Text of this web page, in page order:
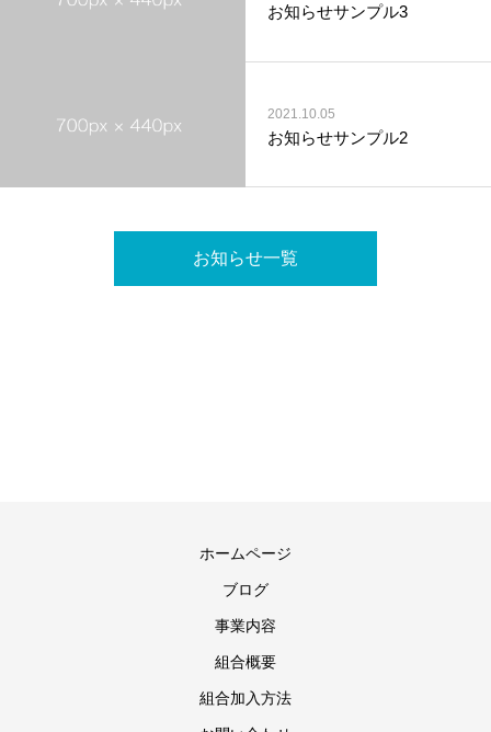
お知らせサンプル3
2021.10.05
お知らせサンプル2
お知らせ一覧
ホームページ
ブログ
事業内容
組合概要
組合加入方法